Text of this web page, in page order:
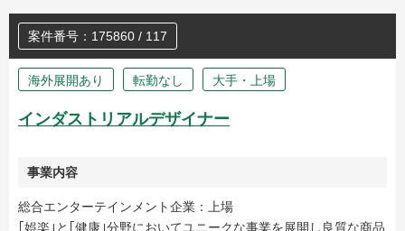
案件番号：175860 / 117
海外展開あり 転勤なし 大手・上場
インダストリアルデザイナー
事業内容
総合エンターテインメント企業：上場
｢娯楽｣と｢健康｣分野においてユニークな事業を展開し良質な商品